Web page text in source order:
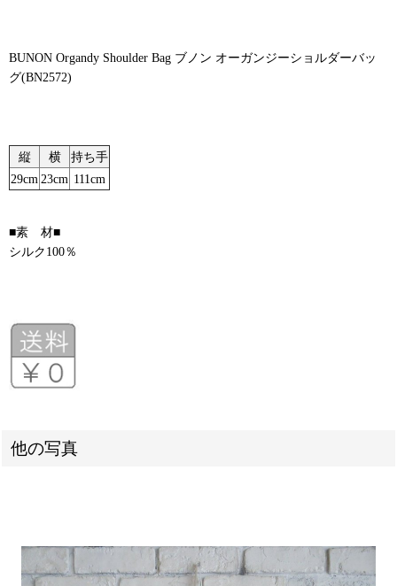
BUNON Organdy Shoulder Bag ブノン オーガンジーショルダーバッ
グ(BN2572)
縦 横
持ち手
29cm 23cm 111cm
■素 材■
シルク100％
他の写真